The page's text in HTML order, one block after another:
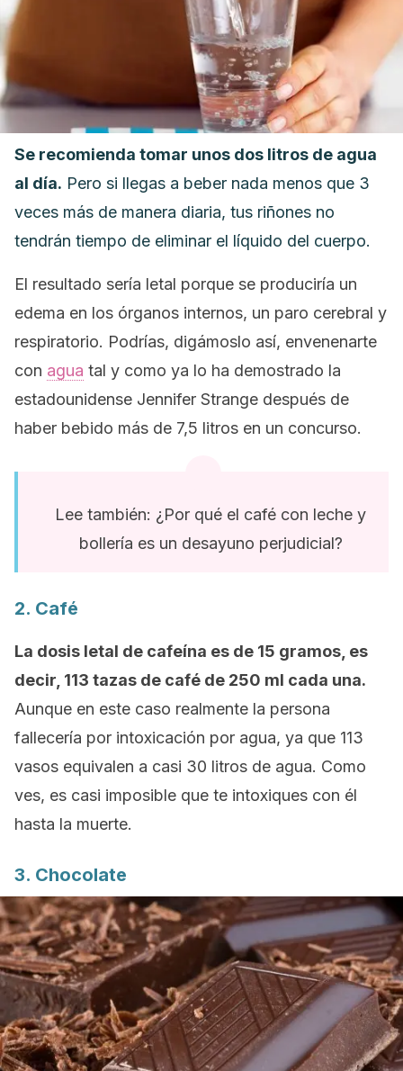
Se recomienda tomar unos dos litros de agua
al día. Pero si llegas a beber nada menos que 3
veces más de manera diaria, tus riñones no
tendrán tiempo de eliminar el líquido del cuerpo.
El resultado sería letal porque se produciría un
edema en los órganos internos, un paro cerebral y
respiratorio. Podrías, digámoslo así, envenenarte
con agua tal y como ya lo ha demostrado la
estadounidense Jennifer Strange después de
haber bebido más de 7,5 litros en un concurso.
Lee también: ¿Por qué el café con leche y
bollería es un desayuno perjudicial?
2. Café
La dosis letal de cafeína es de 15 gramos, es
decir, 113 tazas de café de 250 ml cada una.
Aunque en este caso realmente la persona
fallecería por intoxicación por agua, ya que 113
vasos equivalen a casi 30 litros de agua. Como
ves, es casi imposible que te intoxiques con él
hasta la muerte.
3. Chocolate